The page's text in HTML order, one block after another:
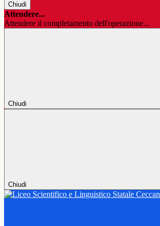
Chiudi
Attendere...
Attendere il completamento dell'operazione...
Chiudi
Chiudi